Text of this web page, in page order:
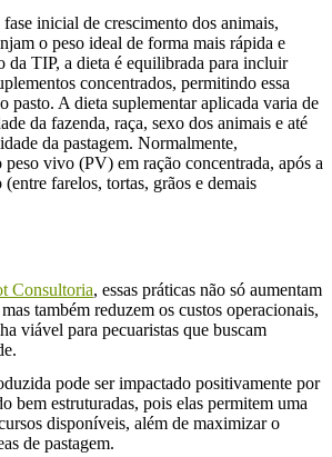
inicial de crescimento dos animais,
o peso ideal de forma mais rápida e
da TIP, a dieta é equilibrada para incluir
concentrados, permitindo essa
pasto. A dieta suplementar aplicada varia de
da fazenda, raça, sexo dos animais e até
da pastagem. Normalmente,
peso vivo (PV) em ração concentrada, após a
farelos, tortas, grãos e demais
Consultoria, essas práticas não só aumentam
também reduzem os custos operacionais,
viável para pecuaristas que buscam
pode ser impactado positivamente por
bem estruturadas, pois elas permitem uma
disponíveis, além de maximizar o
de pastagem.